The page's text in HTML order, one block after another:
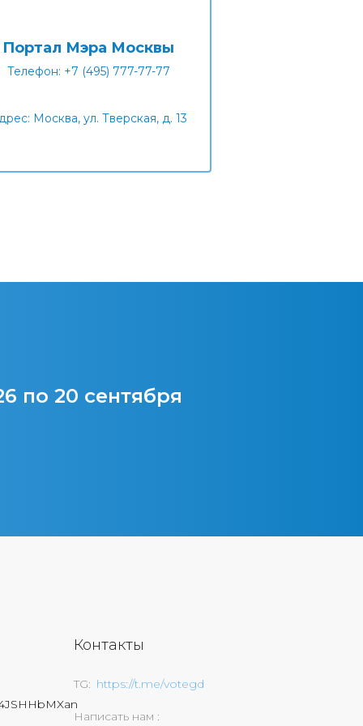
Портал Мэра Москвы
Телефон: +7 (495) 777-77-77
Москва, ул. Тверская, д. 13
по 20 сентября
Контакты
TG https://t.me/votegd
Написать нам